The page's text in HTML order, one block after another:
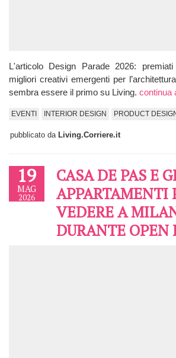
L'articolo Design Parade 2026:
migliori creativi emergenti per
sembra essere il primo su Living. continua
EVENTI INTERIOR DESIGN PRODUCT
pubblicato da Living.Corriere.it
19
MAG
2026
CASA DE PAS E
APPARTAMENTI
VEDERE A
DURANTE OPEN